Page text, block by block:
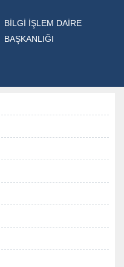
BİLGİ İŞLEM DAİRE
BAŞKANLIĞI